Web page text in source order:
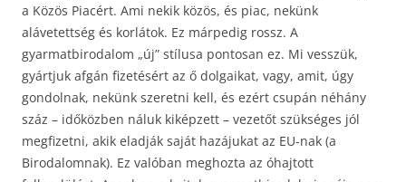
a Közös Piacért. Ami nekik közös, és piac, nekünk
alávetettség és korlátok. Ez márpedig rossz. A
gyarmatbirodalom „új” stílusa pontosan ez. Mi vesszük,
gyártjuk afgán fizetésért az ő dolgaikat, vagy, amit, úgy
gondolnak, nekünk szeretni kell, és ezért csupán néhány
száz – időközben náluk kiképzett – vezetőt szükséges jól
megfizetni, akik eladják saját hazájukat az EU-nak (a
Birodalomnak). Ez valóban meghozta az óhajtott